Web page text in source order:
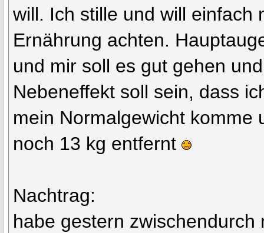
will. Ich stille und will einfach
Ernährung achten.
und mir soll es gut gehen
Nebeneffekt soll sein, dass
mein Normalgewicht komme
noch 13 kg entfernt
Nachtrag:
habe gestern zwischendurch